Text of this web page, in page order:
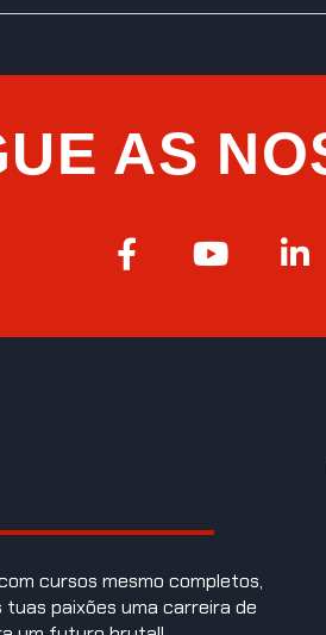
AS
cursos mesmo completos,
paixões uma carreira de